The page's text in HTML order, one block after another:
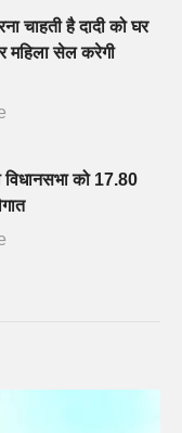
चाहती है दादी को घर
महिला सेल करेगी
विधानसभा को 17.80